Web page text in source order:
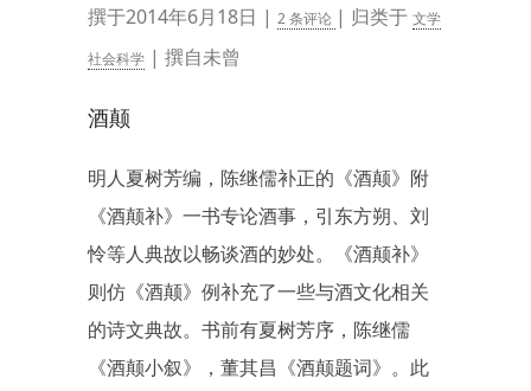
撰于2014年6月18日 | 2 条评论 | 归类于 文学
社会科学 | 撰自未曾
酒颠
明人夏树芳编，陈继儒补正的《酒颠》附
《酒颠补》一书专论酒事，引东方朔、刘
怜等人典故以畅谈酒的妙处。《酒颠补》
则仿《酒颠》例补充了一些与酒文化相关
的诗文典故。书前有夏树芳序，陈继儒
《酒颠小叙》，董其昌《酒颠题词》。此